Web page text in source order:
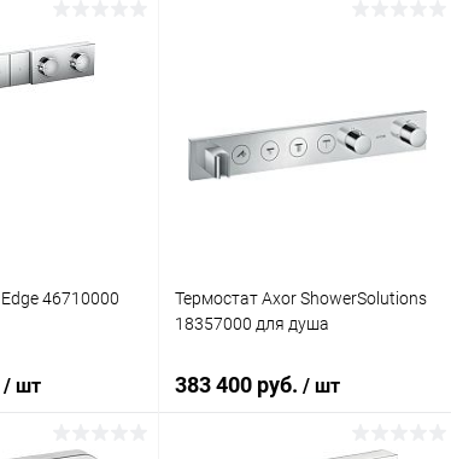
Купить в 1 клик Сравнение
В избранное Под заказ
46710000
/ шт
Термостат Axor ShowerSolutions
18357000 для душа
383 400 руб. / шт